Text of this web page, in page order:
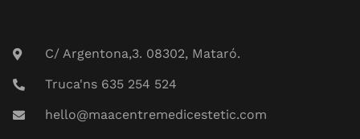
C/ Argentona,3. 08302, Mataró.
Truca'ns 635 254 524
hello@maacentremedicestetic.com